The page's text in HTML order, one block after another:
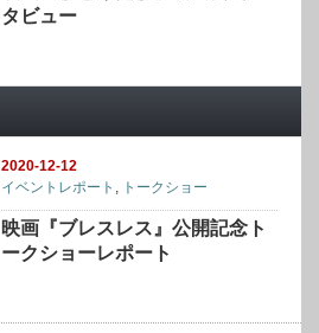
タビュー
2020-12-12
イベントレポート , トークショー
映画『ブレスレス』公開記念ト
ークショーレポート